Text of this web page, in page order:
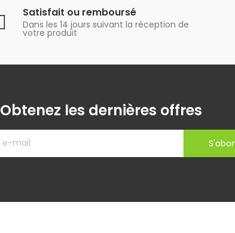
Satisfait ou remboursé
Dans les 14 jours suivant la réception de
votre produit
Obtenez les dernières offres